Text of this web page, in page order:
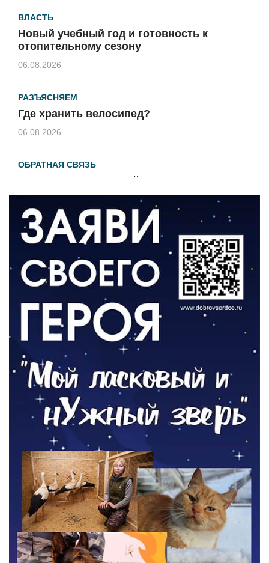
ВЛАСТЬ
Новый учебный год и готовность к
отопительному сезону
06.08.2026
РАЗЪЯСНЯЕМ
Где хранить велосипед?
06.08.2026
ОБРАТНАЯ СВЯЗЬ
Администрация онлайн
ВЛАСТЬ
День памяти и «Симфония народов»
06.08.2026
Новый настил на экотропе
05.08.2026